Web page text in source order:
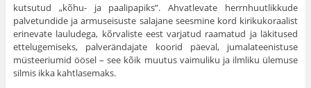
kutsutud „kõhu- ja paalipapiks”. Ahvatlevate herrnhuutlikkude
palvetundide ja armuseisuste salajane sees­mine kord kirikukoraalist
erinevate lauludega, kõrvaliste eest varjatud raamatud ja läkitused
ettelugemiseks, palverändajate koorid päeval, jumalateenistuse
müsteeriumid öösel – see kõik muutus vaimuliku ja ilmliku ülemuse
silmis ikka kahtlase­maks.